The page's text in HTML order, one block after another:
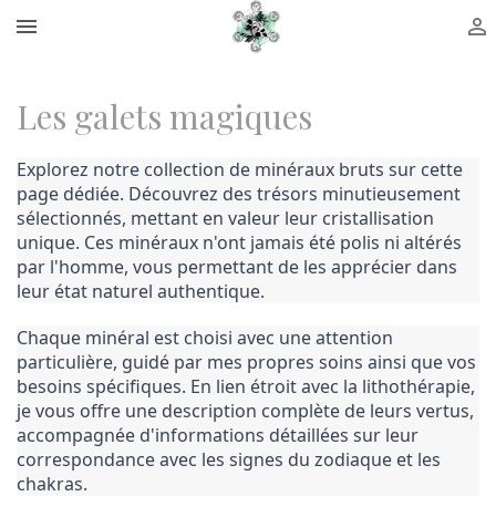
 
Les galets magiques
Explorez notre collection de minéraux bruts sur cette
page dédiée. Découvrez des trésors minutieusement
sélectionnés, mettant en valeur leur cristallisation
unique. Ces minéraux n'ont jamais été polis ni altérés
par l'homme, vous permettant de les apprécier dans
leur état naturel authentique.
Chaque minéral est choisi avec une attention
particulière, guidé par mes propres soins ainsi que vos
besoins spécifiques. En lien étroit avec la lithothérapie,
je vous offre une description complète de leurs vertus,
accompagnée d'informations détaillées sur leur
correspondance avec les signes du zodiaque et les
chakras.